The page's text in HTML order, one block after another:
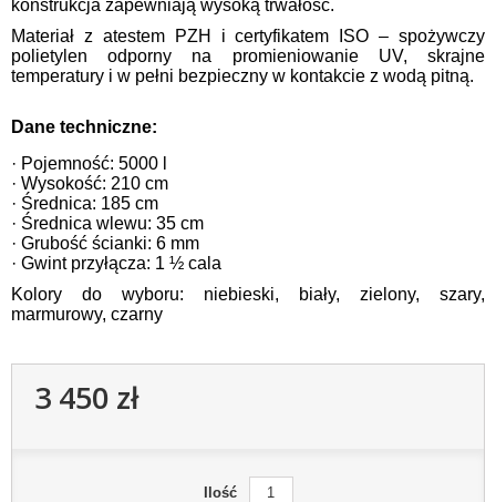
konstrukcja zapewniają wysoką trwałość.
Materiał z atestem PZH i certyfikatem ISO – spożywczy
polietylen odporny na promieniowanie UV, skrajne
temperatury i w pełni bezpieczny w kontakcie z wodą pitną.
Dane techniczne:
· Pojemność: 5000 l
· Wysokość: 210 cm
· Średnica: 185 cm
· Średnica wlewu: 35 cm
· Grubość ścianki: 6 mm
· Gwint przyłącza: 1 ½ cala
Kolory do wyboru: niebieski, biały, zielony, szary,
marmurowy, czarny
3 450 zł
Ilość